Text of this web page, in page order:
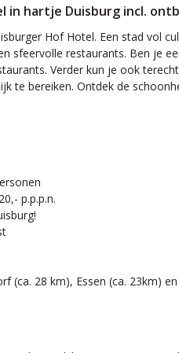
in hartje Duisburg incl.
Hof Hotel. Een stad vol
sfeervolle restaurants. Ben je
Verder kun je ook
te bereiken. Ontdek de
p.p.p.n.
(ca. 28 km), Essen (ca. 23km)